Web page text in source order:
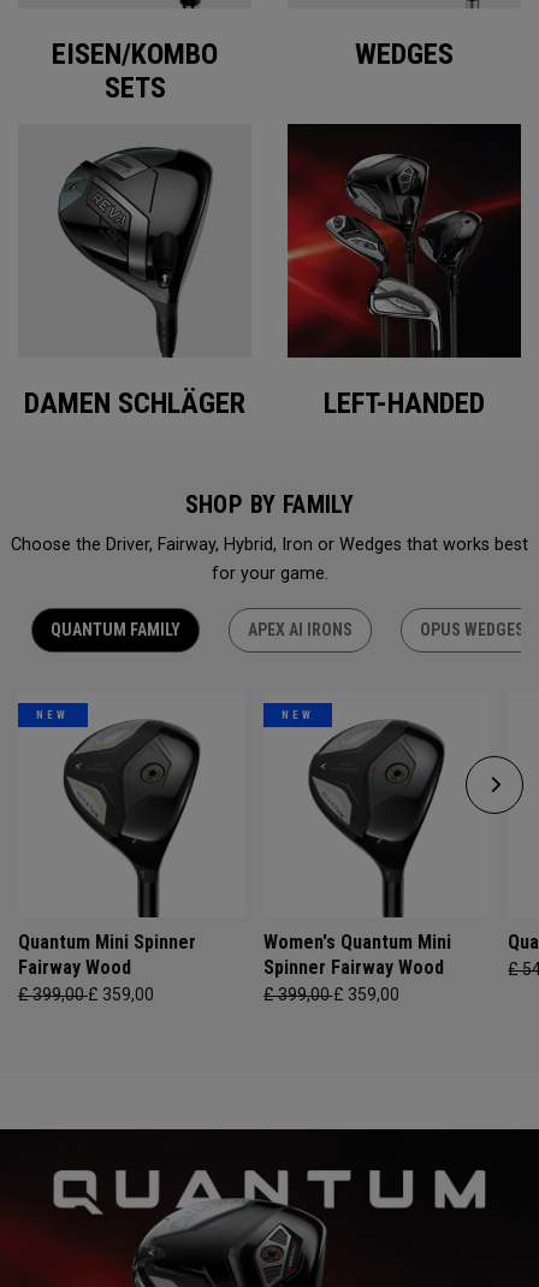
EISEN/KOMBO
SETS
WEDGES
DAMEN SCHLÄGER LEFT-HANDED
SHOP BY FAMILY
Choose the Driver, Fairway, Hybrid, Iron or Wedges that works best
for your game.
QUANTUM FAMILY APEX AI IRONS OPUS WEDGES
NEW
Quantum Mini Spinner
Fairway Wood
£ 399,00£ 359,00
NEW
Women's Quantum Mini
Spinner Fairway Wood
£ 399,00£ 359,00
£